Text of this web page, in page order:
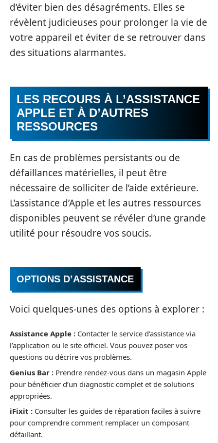
d’éviter bien des désagréments. Elles se
révèlent judicieuses pour prolonger la vie de
votre appareil et éviter de se retrouver dans
des situations alarmantes.
LES RECOURS À L’ASSISTANCE
APPLE ET À D’AUTRES
RESSOURCES
En cas de problèmes persistants ou de
défaillances matérielles, il peut être
nécessaire de solliciter de l’aide extérieure.
L’assistance d’Apple et les autres ressources
disponibles peuvent se révéler d’une grande
utilité pour résoudre vos soucis.
OPTIONS D’ASSISTANCE
Voici quelques-unes des options à explorer :
Assistance Apple : Contacter le service d’assistance via
l’application ou le site officiel. Vous pouvez poser vos
questions ou décrire vos problèmes.
Genius Bar : Prendre rendez-vous dans un magasin Apple
pour bénéficier d’un diagnostic complet et de solutions
appropriées.
iFixit : Consulter les guides de réparation faciles à suivre
pour comprendre comment remplacer un composant
défaillant.